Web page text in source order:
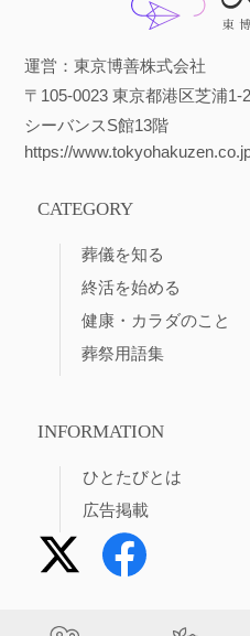
運営：東京博善株式会社
〒105-0023 東京都港区芝浦1-
シーバンスS館13階
https://
CATEGORY
葬儀を知る
終活を始める
健康・カラダのこと
葬祭用語集
INFORMATION
ひとたびとは
広告掲載